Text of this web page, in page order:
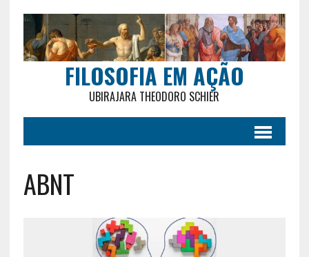
FILOSOFIA EM AÇÃO
UBIRAJARA THEODORO SCHIER
ABNT